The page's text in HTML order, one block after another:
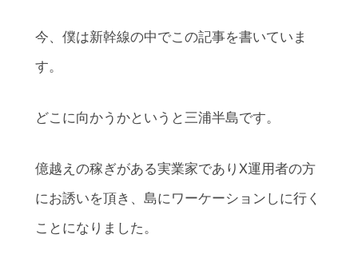
今、僕は新幹線の中でこの記事を書いていま
す。
どこに向かうかというと三浦半島です。
億越えの稼ぎがある実業家でありX運用者の方
にお誘いを頂き、島にワーケーションしに行く
ことになりました。